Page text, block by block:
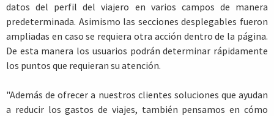
datos del perfil del viajero en varios campos de manera
predeterminada. Asimismo las secciones desplegables fueron
ampliadas en caso se requiera otra acción dentro de la página.
De esta manera los usuarios podrán determinar rápidamente
los puntos que requieran su atención.
"Además de ofrecer a nuestros clientes soluciones que ayudan
a reducir los gastos de viajes, también pensamos en cómo